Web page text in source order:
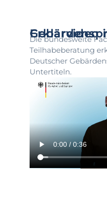
Erklärvideo in
Die bundesweite
Teilhabeberatung
Deutscher
Untertiteln.